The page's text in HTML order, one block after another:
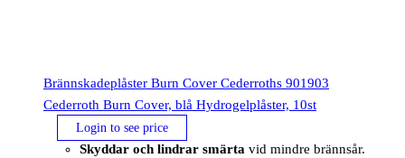
Brännskadeplåster Burn Cover Cederroths 901903
Cederroth Burn Cover, blå Hydrogelplåster, 10st
Login to see price
Skyddar och lindrar smärta vid mindre brännsår.